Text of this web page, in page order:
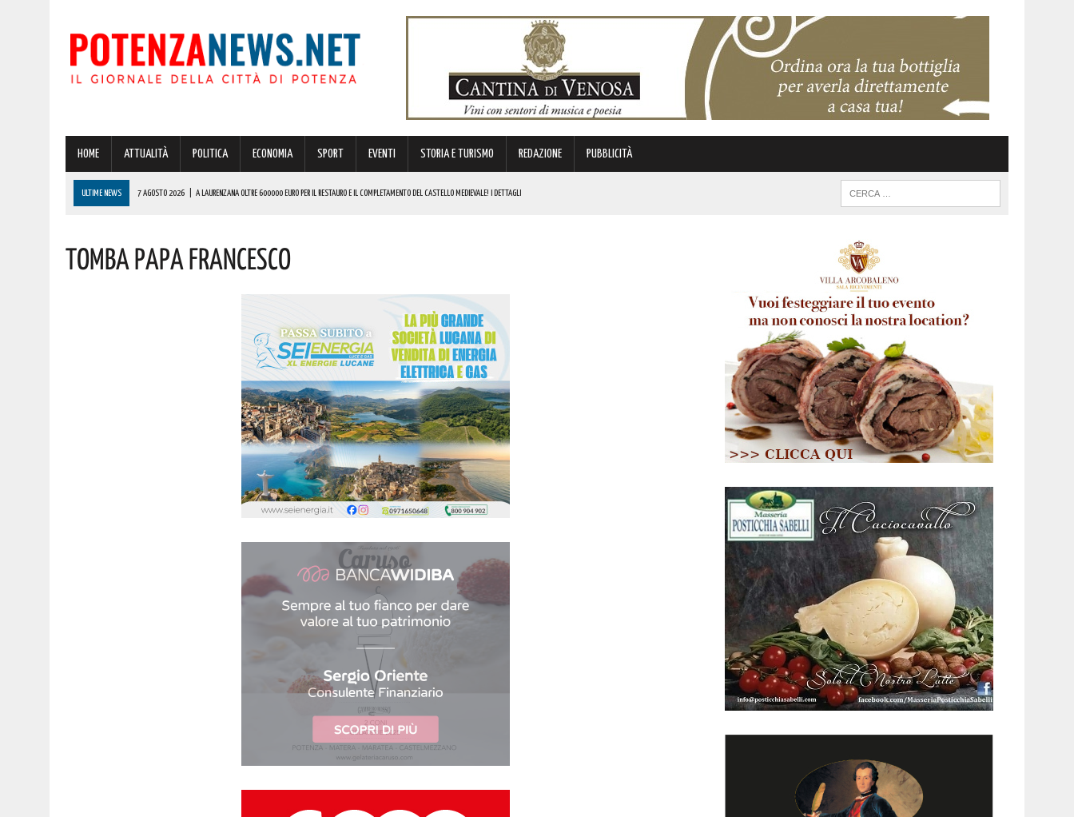
HOME ATTUALITÀ POLITICA ECONOMIA SPORT EVENTI STORIA E TURISMO REDAZIONE PUBBLICITÀ
ULTIME NEWS 7 AGOSTO 2026 A LAURENZANA OLTRE 600000 EURO PER IL RESTAURO E IL COMPLETAMENTO DEL CASTELLO MEDIEVALE! I DETTAGLI
7 AGOSTO 2026 | STRAGE DI MARCINELLE, VIVO IL RICORDO DEL SACRIFICIO DEI LUCANI 70 ANNI DOPO: QUESTO L’OMAGGIO
Tomba Papa Francesco